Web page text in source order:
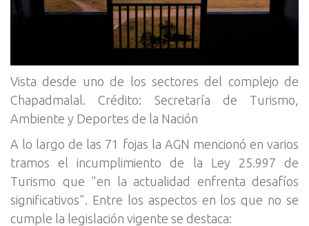
Vista desde uno de los sectores del complejo de
Chapadmalal. Crédito: Secretaría de Turismo,
Ambiente y Deportes de la Nación
A lo largo de las 71 fojas la AGN mencionó en varios
tramos el incumplimiento de la Ley 25.997 de
Turismo que "en la actualidad enfrenta desafíos
significativos". Entre los aspectos en los que no se
cumple la legislación vigente se destaca: